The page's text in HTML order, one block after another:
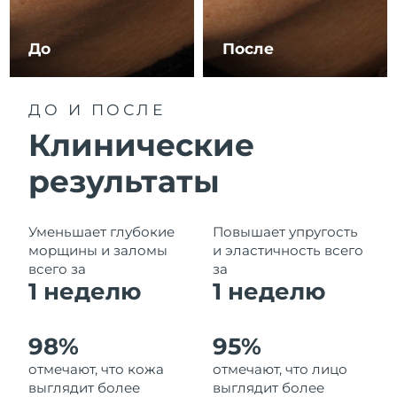
До После
ДО И ПОСЛЕ
Клинические
результаты
Уменьшает глубокие
морщины и заломы
всего за
1 неделю
Повышает упругость
и эластичность всего
за
1 неделю
98%
отмечают, что кожа
выглядит более
95%
отмечают, что лицо
выглядит более
Ливан
Ожидаемая дата доставки
Литва
Ожидаемая дата доставки
Макао (САР)
Ожидаемая дата доставки
Малайзия
Ожидаемая дата доставки
Мальта
Ожидаемая дата доставки
8/10/26
Мексика
Ожидаемая дата доставки